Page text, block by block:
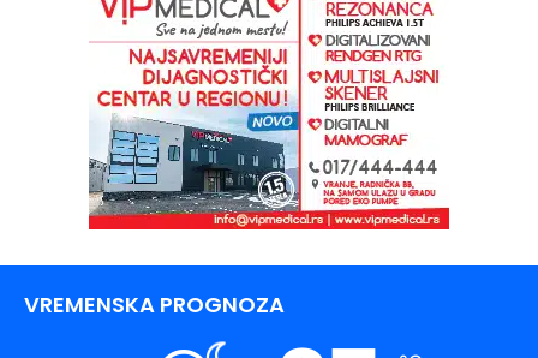
VREMENSKA PROGNOZA